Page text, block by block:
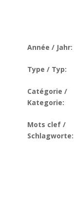
Année / Jahr:
Type / Typ:
Catégorie /
Kategorie:
Mots clef /
Schlagworte: